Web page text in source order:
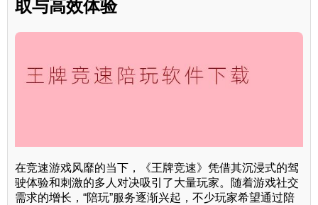
取与高效体验
在竞速游戏风靡的当下，《王牌竞速》凭借其沉浸式的驾
驶体验和刺激的多人对决吸引了大量玩家。随着游戏社交
需求的增长，“陪玩”服务逐渐兴起，不少玩家希望通过陪